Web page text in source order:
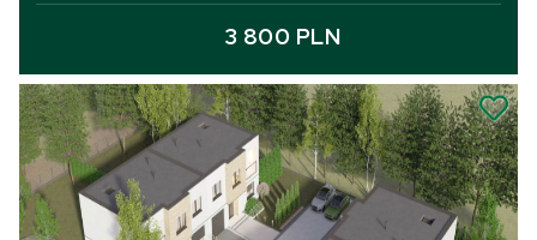
3 800 PLN